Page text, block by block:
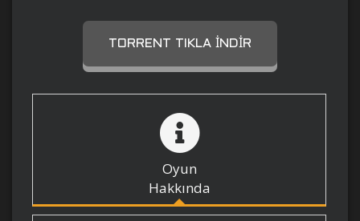
TORRENT TIKLA İNDIR
Oyun
Hakkında